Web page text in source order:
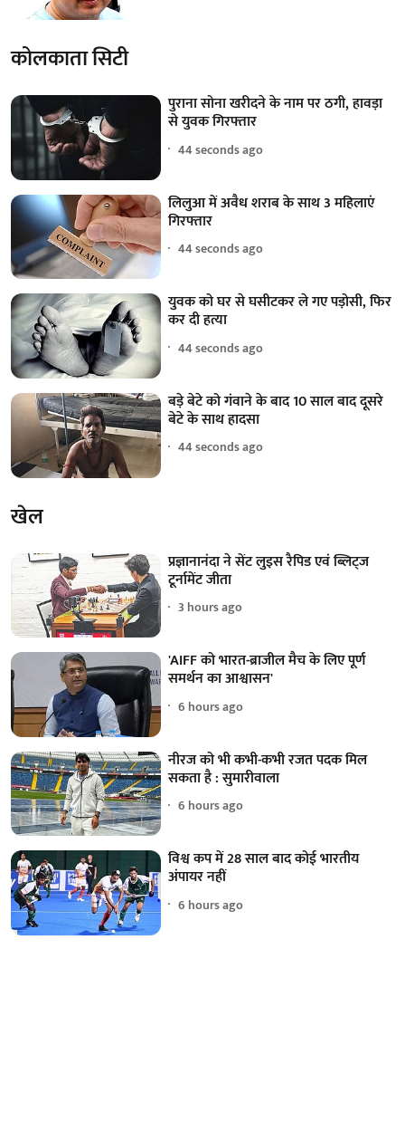
कोलकाता सिटी
पुराना सोना खरीदने के नाम पर ठगी, हावड़ा
से युवक गिरफ्तार
44 seconds ago
लिलुआ में अवैध शराब के साथ 3 महिलाएं
गिरफ्तार
44 seconds ago
युवक को घर से घसीटकर ले गए पड़ोसी, फिर
कर दी हत्या
44 seconds ago
बड़े बेटे को गंवाने के बाद 10 साल बाद दूसरे
बेटे के साथ हादसा
44 seconds ago
खेल
प्रज्ञानानंदा ने सेंट लुइस रैपिड एवं ब्लिट्ज
टूर्नामेंट जीता
3 hours ago
'AIFF को भारत-ब्राजील मैच के लिए पूर्ण
समर्थन का आश्वासन'
6 hours ago
नीरज को भी कभी-कभी रजत पदक मिल
सकता है : सुमारीवाला
6 hours ago
विश्व कप में 28 साल बाद कोई भारतीय
अंपायर नहीं
6 hours ago